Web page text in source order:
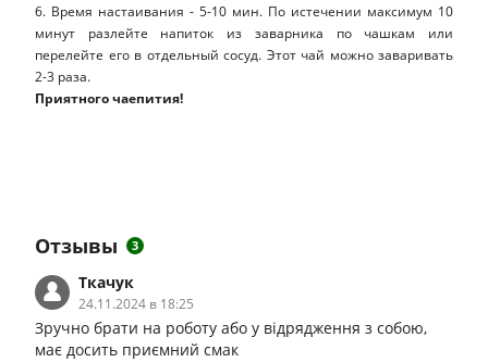
6. Время настаивания - 5-10 мин. По истечении максимум 10
минут разлейте напиток из заварника по чашкам или
перелейте его в отдельный сосуд. Этот чай можно заваривать
2-3 раза.
Приятного чаепития!
Отзывы 3
Ткачук
24.11.2024 в 18:25
Зручно брати на роботу або у відрядження з собою,
має досить приємний смак